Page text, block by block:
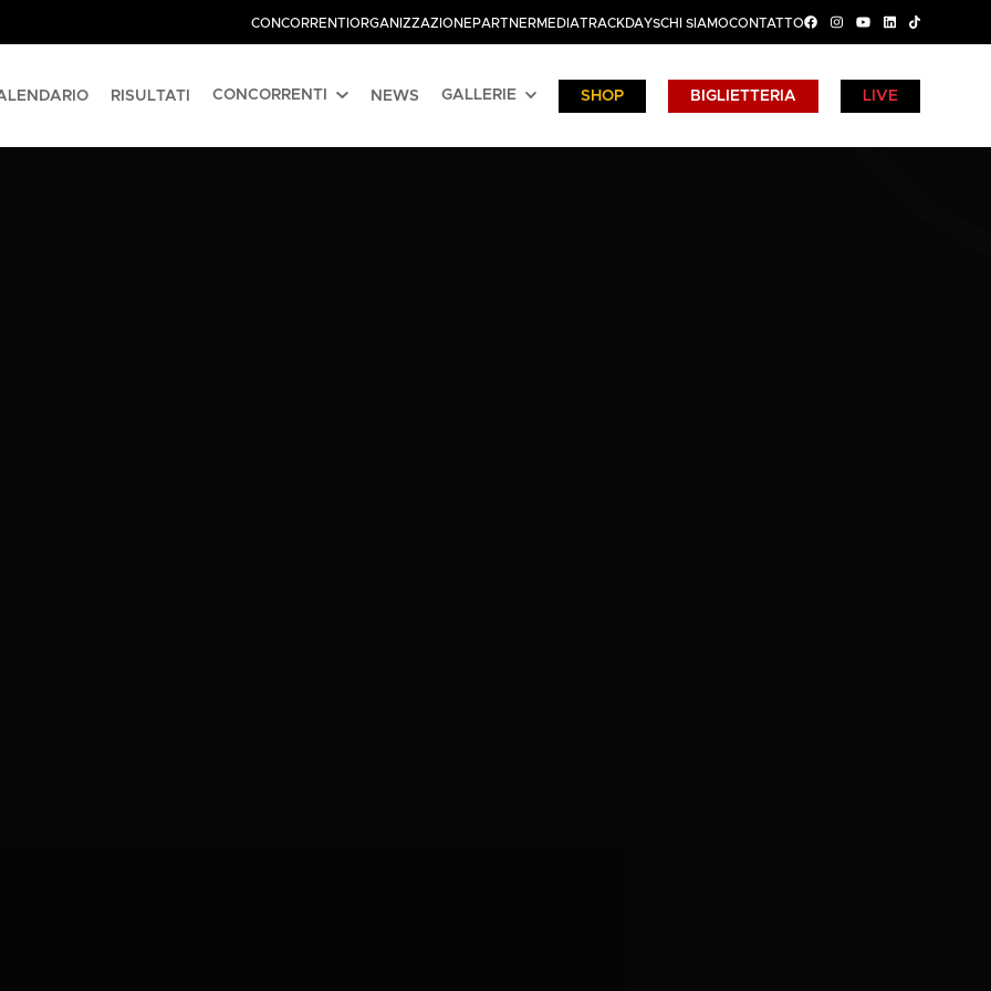
CONCORRENTI ORGANIZZAZIONE PARTNERMEDIATRACKDAYSCHI SIAMOCONTATTO
RISULTATI CONCORRENTI NEWS GALLERIE SHOP BIGLIETTERIA LIVE